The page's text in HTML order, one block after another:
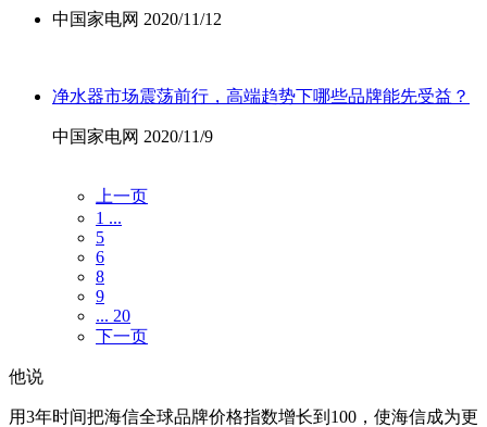
中国家电网 2020/11/12
净水器市场震荡前行，高端趋势下哪些品牌能先受益？
中国家电网 2020/11/9
上一页
1 ...
5
6
8
9
... 20
下一页
他说
用3年时间把海信全球品牌价格指数增长到100，使海信成为更